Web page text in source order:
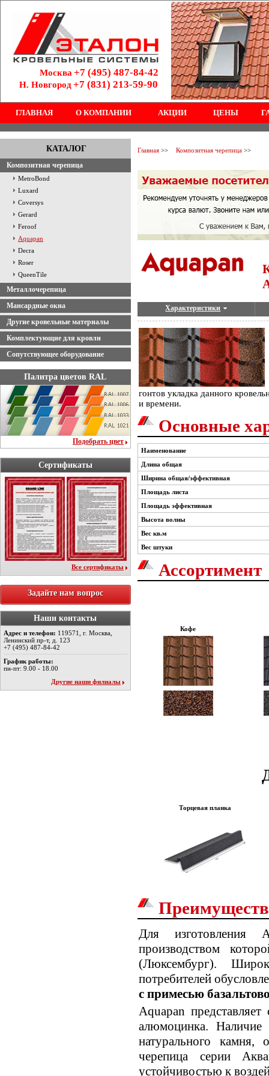
Москва +7 (495) 487-84-42
Н. Новгород+7 (831) 213-59-90
ГЛАВНАЯ О КОМПАНИИ АКЦИИ ЦЕНЫ
КАТАЛОГ
Композитная черепица
MetroBond
Luxard
Coversys
Gerard
Feroof
Aquapan
Decra
Roser
QueenTile
Металлочерепица
Мансардные окна
Другие кровельные материалы
Комплектующие для кровли
Сопутствующее оборудование
Палитра цветов RAL
Подобрать цвет
Сертификаты
Все сертификаты
Задайте нам вопрос
Наши контакты
Адрес и телефон: 119571, г. Москва,
Ленинский пр-т, д. 123
+7 (495) 487-84-42
График работы:
пн-пт: 9.00 - 18.00
Другие наши филиалы
Главная >> Композитная черепица >>
Характеристики
гонтов укладка данного
и времени.
Основные
Наименование
Длина общая
Ширина общая/эффективная
Площадь листа
Площадь эффективная
Высота волны
Вес кв.м
Вес штуки
Ассортимент
Кофе
Торцевая планка
Для изготовления
производством
(Люксембург).
потребителей
с примесью
Aquapan
алюмоцинка.
натурального
черепица серии
устойчивостью к